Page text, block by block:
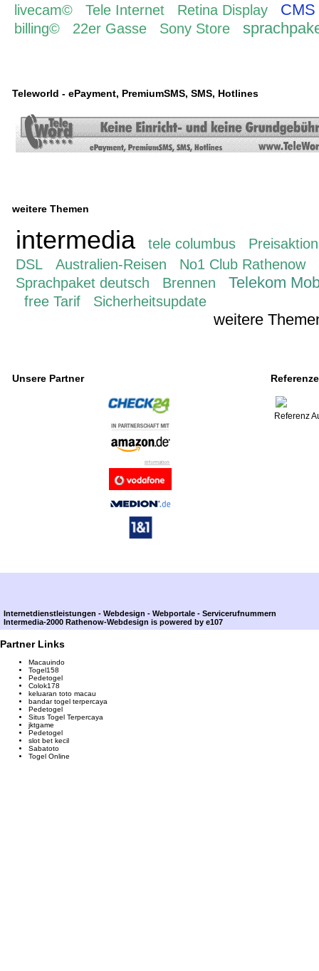
livecam©
Tele Internet Retina Display CMS
billing© 22er Gasse Sony Store
Teleworld - ePayment, PremiumSMS, SMS, Hotlines
weitere Themen
intermedia tele columbus
Preisaktion
DSL
Australien-Reisen No1 Club Rathenow
Sprachpaket deutsch Brennen Telekom
free Tarif Sicherheitsupdate
weitere
Unsere Partner
Referenz
Internetdienstleistungen - Webdesign - Webportale - Servicerufnummern
Intermedia-2000 Rathenow-Webdesign is powered by e107
Partner Links
Macauindo
Togel158
Pedetogel
Colok178
keluaran toto macau
bandar togel terpercaya
Pedetogel
Situs Togel Terpercaya
jktgame
Pedetogel
slot bet kecil
Sabatoto
Togel Online